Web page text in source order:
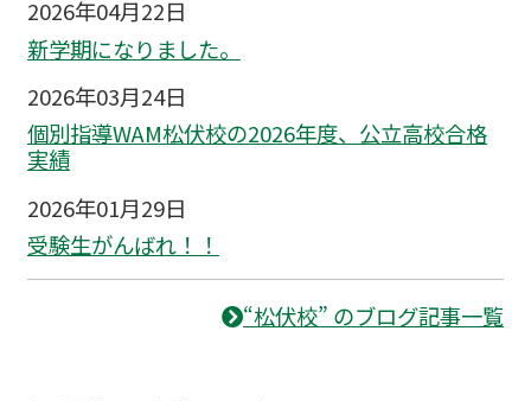
2026年04月22日
新学期になりました。
2026年03月24日
個別指導WAM松伏校の2026年度、公立高校合格
実績
2026年01月29日
受験生がんばれ！！
“松伏校” のブログ記事一覧